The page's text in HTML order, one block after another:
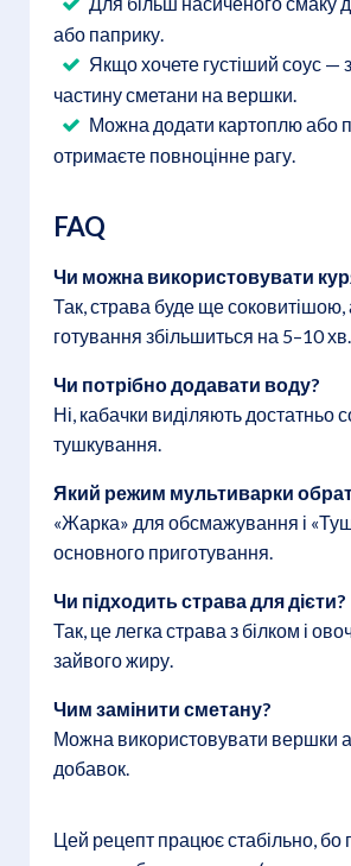
або паприку.
Якщо хочете густіший соус —
частину сметани на вершки.
Можна додати картоплю або
отримаєте повноцінне рагу.
FAQ
Чи можна використовувати
Так, страва буде ще соковитішою,
готування збільшиться на 5–10 хв.
Чи потрібно додавати воду?
Ні, кабачки виділяють достатньо
тушкування.
Який режим мультиварки
«Жарка» для обсмажування і
основного приготування.
Чи підходить страва для дієти?
Так, це легка страва з білком і
зайвого жиру.
Чим замінити сметану?
Можна використовувати вершки
добавок.
Цей рецепт працює стабільно, бо